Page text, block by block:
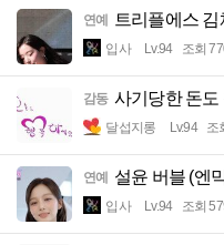
연예 트리플에스
입사 Lv.94 조회
감동 사기당한 돈도
달섭지롱 Lv.94 조
연예 설윤 버블 (엔
입사 Lv.94 조회